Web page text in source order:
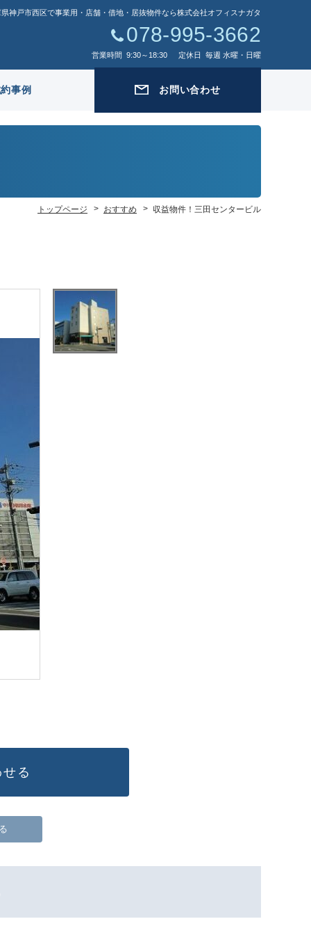
神戸市西区で事業用・店舗・借地・居抜物件なら株式会社オフィスナガタ
078-995-3662
営業時間 9:30～18:30 定休日 毎週 水曜・日曜
事例 お問い合わせ
トップページ おすすめ 収益物件！三田センタービル
る